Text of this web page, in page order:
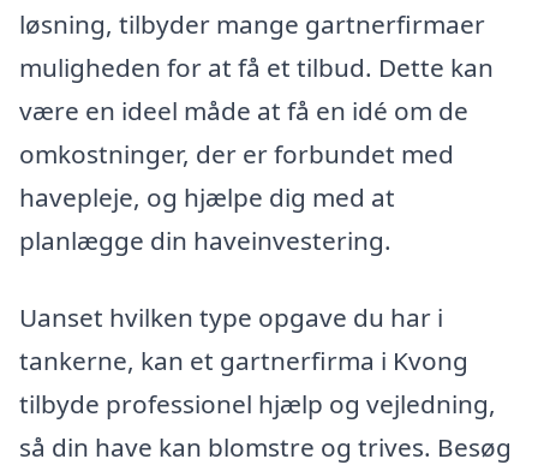
løsning, tilbyder mange gartnerfirmaer
muligheden for at få et tilbud. Dette kan
være en ideel måde at få en idé om de
omkostninger, der er forbundet med
havepleje, og hjælpe dig med at
planlægge din haveinvestering.
Uanset hvilken type opgave du har i
tankerne, kan et gartnerfirma i Kvong
tilbyde professionel hjælp og vejledning,
så din have kan blomstre og trives. Besøg